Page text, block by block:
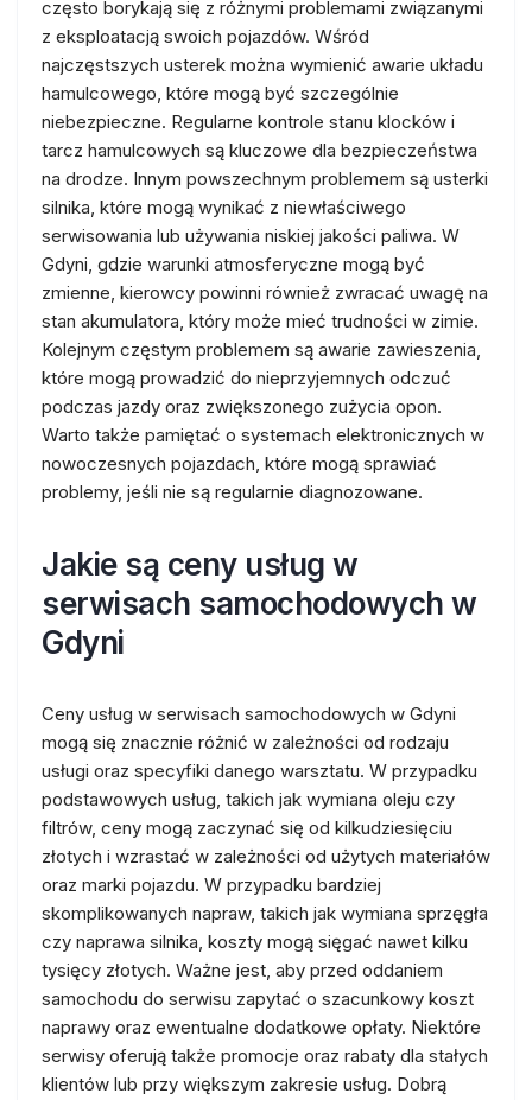
często borykają się z różnymi problemami związanymi
z eksploatacją swoich pojazdów. Wśród
najczęstszych usterek można wymienić awarie układu
hamulcowego, które mogą być szczególnie
niebezpieczne. Regularne kontrole stanu klocków i
tarcz hamulcowych są kluczowe dla bezpieczeństwa
na drodze. Innym powszechnym problemem są usterki
silnika, które mogą wynikać z niewłaściwego
serwisowania lub używania niskiej jakości paliwa. W
Gdyni, gdzie warunki atmosferyczne mogą być
zmienne, kierowcy powinni również zwracać uwagę na
stan akumulatora, który może mieć trudności w zimie.
Kolejnym częstym problemem są awarie zawieszenia,
które mogą prowadzić do nieprzyjemnych odczuć
podczas jazdy oraz zwiększonego zużycia opon.
Warto także pamiętać o systemach elektronicznych w
nowoczesnych pojazdach, które mogą sprawiać
problemy, jeśli nie są regularnie diagnozowane.
Jakie są ceny usług w
serwisach samochodowych w
Gdyni
Ceny usług w serwisach samochodowych w Gdyni
mogą się znacznie różnić w zależności od rodzaju
usługi oraz specyfiki danego warsztatu. W przypadku
podstawowych usług, takich jak wymiana oleju czy
filtrów, ceny mogą zaczynać się od kilkudziesięciu
złotych i wzrastać w zależności od użytych materiałów
oraz marki pojazdu. W przypadku bardziej
skomplikowanych napraw, takich jak wymiana sprzęgła
czy naprawa silnika, koszty mogą sięgać nawet kilku
tysięcy złotych. Ważne jest, aby przed oddaniem
samochodu do serwisu zapytać o szacunkowy koszt
naprawy oraz ewentualne dodatkowe opłaty. Niektóre
serwisy oferują także promocje oraz rabaty dla stałych
klientów lub przy większym zakresie usług. Dobrą